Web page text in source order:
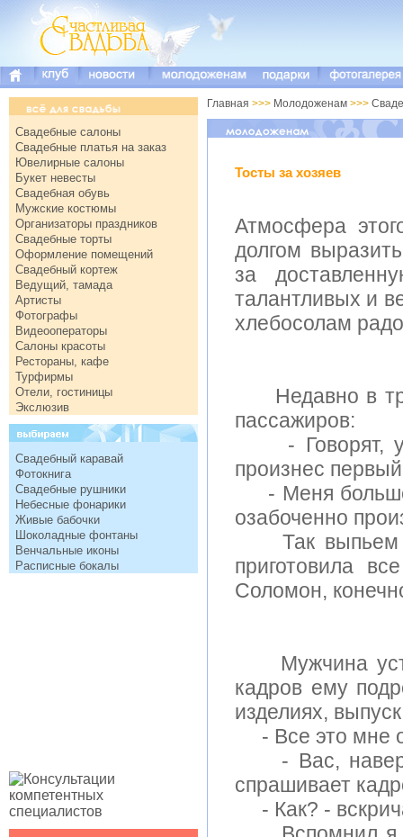
Свадебные салоны
Свадебные платья на заказ
Ювелирные салоны
Букет невесты
Свадебная обувь
Мужские костюмы
Организаторы праздников
Свадебные торты
Оформление помещений
Свадебный кортеж
Ведущий, тамада
Артисты
Фотографы
Видеооператоры
Салоны красоты
Рестораны, кафе
Турфирмы
Отели, гостиницы
Экслюзив
Свадебный каравай
Фотокнига
Свадебные рушники
Небесные фонарики
Живые бабочки
Шоколадные фонтаны
Венчальные иконы
Расписные бокалы
Главная >>> Молодоженам >>>
Тосты за хозяев
Атмосфера
долгом
за
талантливых и
хлебосолам
Недавно в
пассажиров:
- Говорят, у
произнес
- Меня больше
озабоченно
Так выпьем же
приготовила
Соломон,
Мужчина
кадpов ему
изделиях,
- Все это мне
- Вас,
спрашивает
- Как? -